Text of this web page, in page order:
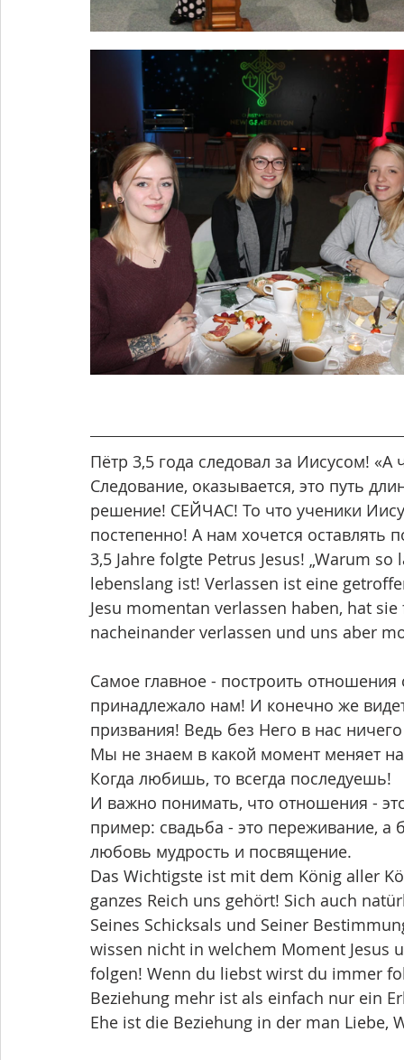
Пётр 3,5 года следовал за Иисусом! «А
Следование, оказывается, это путь
решение! СЕЙЧАС! То что ученики
постепенно! А нам хочется оставлять
3,5 Jahre folgte Petrus Jesus! „Warum
lebenslang ist! Verlassen ist eine
Jesu momentan verlassen haben, hat
nacheinander verlassen und uns aber
Самое главное - построить
принадлежало нам! И конечно же
призвания! Ведь без Него в нас
Мы не знаем в какой момент меняет
Когда любишь, то всегда последуешь!
И важно понимать, что отношения -
пример: свадьба - это переживание,
любовь мудрость и посвящение.
Das Wichtigste ist mit dem König aller
ganzes Reich uns gehört! Sich auch
Seines Schicksals und Seiner
wissen nicht in welchem Moment Jesus
folgen! Wenn du liebst wirst du immer
Beziehung mehr ist als einfach nur ein
Ehe ist die Beziehung in der man Liebe,